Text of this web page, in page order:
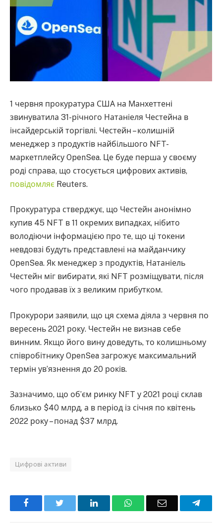
1 червня прокуратура США на Манхеттені
звинуватила 31-річного Натаніеля Честейна в
інсайдерській торгівлі. Честейн – колишній
менеджер з продуктів найбільшого NFT-
маркетплейсу OpenSea. Це буде перша у своєму
роді справа, що стосується цифрових активів,
повідомляє Reuters.
Прокуратура стверджує, що Честейн анонімно
купив 45 NFT в 11 окремих випадках, нібито
володіючи інформацією про те, що ці токени
невдовзі будуть представлені на майданчику
OpenSea. Як менеджер з продуктів, Натаніель
Честейн міг вибирати, які NFT розміщувати, після
чого продавав їх з великим прибутком.
Прокурори заявили, що ця схема діяла з червня по
вересень 2021 року. Честейн не визнав себе
винним. Якщо його вину доведуть, то колишньому
співробітнику OpenSea загрожує максимальний
термін ув’язнення до 20 років.
Зазначимо, що об’єм ринку NFT у 2021 році склав
близько $40 млрд, а в період із січня по квітень
2022 року – понад $37 млрд.
Цифрові активи
Facebook LinkedInWhatsAppEmail